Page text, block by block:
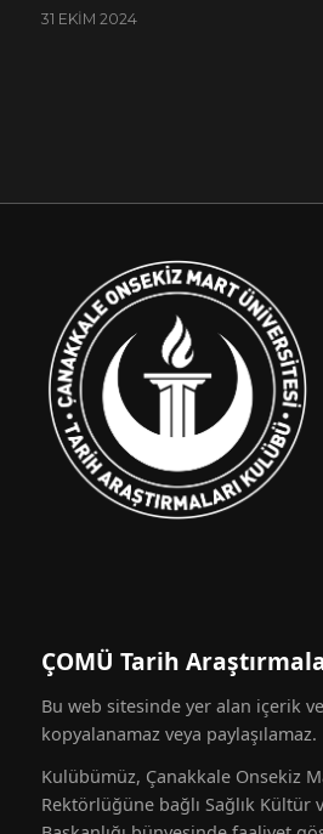
31 EKIM 2024
ÇOMÜ Tarih
Bu web sitesinde yer alan içerik
kopyalanamaz veya paylaşılamaz.
Kulübümüz, Çanakkale Onsekiz
Rektörlüğüne bağlı Sağlık Kültür